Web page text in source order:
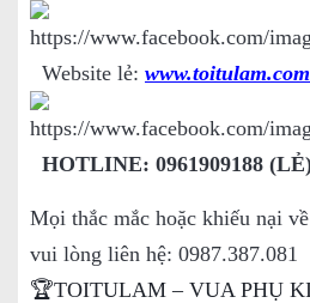
Website lẻ:
HOTLINE: 0961909188
Mọi thắc mắc hoặc khiếu nại
vui lòng liên hệ: 0987.387.081
🏆TOITULAM – VUA PHỤ